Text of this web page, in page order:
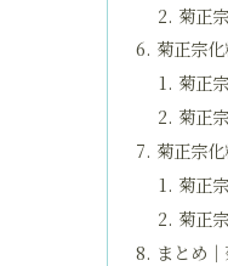
菊正
菊正宗
菊正
菊正
菊正宗
菊正
菊正
まとめ